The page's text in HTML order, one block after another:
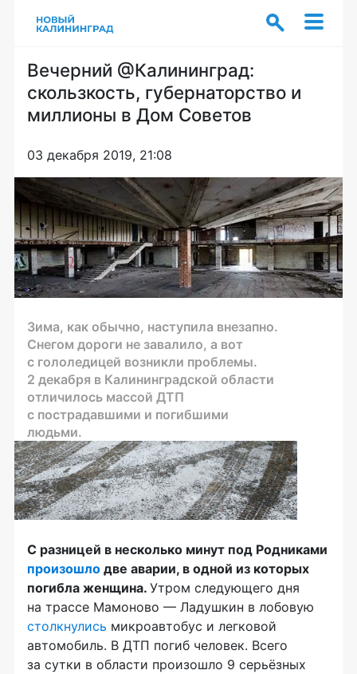
Вечерний @Калининград:
скользкость, губернаторство и
миллионы в Дом Советов
03 декабря 2019, 21:08
Зима, как обычно, наступила внезапно.
Снегом дороги не завалило, а вот
с гололедицей возникли проблемы.
2 декабря в Калининградской области
отличилось массой ДТП
с пострадавшими и погибшими
людьми.
С разницей в несколько минут под Родниками
произошло две аварии, в одной из которых
погибла женщина. Утром следующего дня
на трассе Мамоново — Ладушкин в лобовую
столкнулись микроавтобус и легковой
автомобиль. В ДТП погиб человек. Всего
за сутки в области произошло 9 серьёзных